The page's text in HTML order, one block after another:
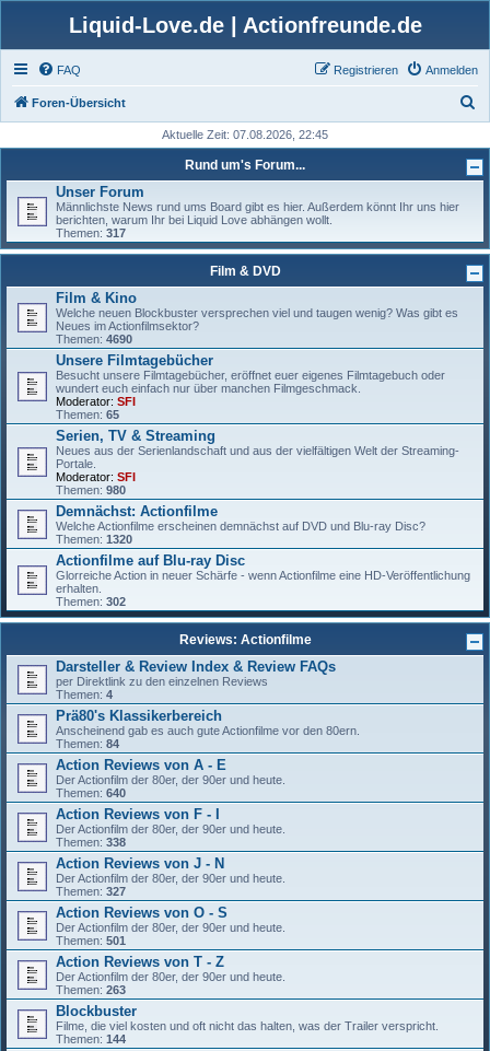
Liquid-Love.de | Actionfreunde.de
FAQ Anmelden
Registrieren
Foren-Übersicht
h
Aktuelle Zeit: 07.08.2026, 22:45
Rund um's Forum...
Unser Forum
Männlichste News rund ums Board gibt es hier. Außerdem könnt Ihr uns hier
berichten, warum Ihr bei Liquid Love abhängen wollt.
Themen: 317
Film & DVD
Film & Kino
Welche neuen Blockbuster versprechen viel und taugen wenig? Was gibt es
Neues im Actionfilmsektor?
Themen: 4690
Unsere Filmtagebücher
Besucht unsere Filmtagebücher, eröffnet euer eigenes Filmtagebuch oder
wundert euch einfach nur über manchen Filmgeschmack.
Moderator: SFI
Themen: 65
Serien, TV & Streaming
Neues aus der Serienlandschaft und aus der vielfältigen Welt der Streaming-
Portale.
Moderator: SFI
Themen: 980
Demnächst: Actionfilme
Welche Actionfilme erscheinen demnächst auf DVD und Blu-ray Disc?
Themen: 1320
Actionfilme auf Blu-ray Disc
Glorreiche Action in neuer Schärfe - wenn Actionfilme eine HD-Veröffentlichung
erhalten.
Themen: 302
Reviews: Actionfilme
Darsteller & Review Index & Review FAQs
per Direktlink zu den einzelnen Reviews
Themen: 4
Prä80's Klassikerbereich
Anscheinend gab es auch gute Actionfilme vor den 80ern.
Themen: 84
Action Reviews von A - E
Der Actionfilm der 80er, der 90er und heute.
Themen: 640
Action Reviews von F - I
Der Actionfilm der 80er, der 90er und heute.
Themen: 338
Action Reviews von J - N
Der Actionfilm der 80er, der 90er und heute.
Themen: 327
Action Reviews von O - S
Der Actionfilm der 80er, der 90er und heute.
Themen: 501
Action Reviews von T - Z
Der Actionfilm der 80er, der 90er und heute.
Themen: 263
Blockbuster
Filme, die viel kosten und oft nicht das halten, was der Trailer verspricht.
Themen: 144